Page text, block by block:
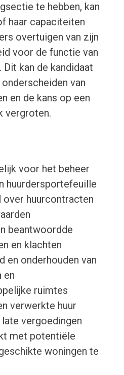
te hebben, kan
haar capaciteiten
overtuigen van zijn
voor de functie van
kan de kandidaat
van
en de kans op een
vergroten.
voor het beheer
huurdersportefeuille
over huurcontracten
beantwoordde
en klachten
en onderhouden van
en
ruimtes
verwerkte huur
vergoedingen
met potentiële
woningen te